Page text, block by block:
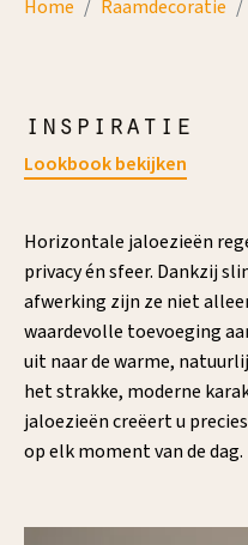
Home Raamdecoratie
inspiratie
Lookbook bekijken
Horizontale jaloezieën
privacy én sfeer. Dankzij
afwerking zijn ze niet
waardevolle toevoeging
uit naar de warme,
het strakke, moderne
jaloezieën creëert u
op elk moment van de dag.